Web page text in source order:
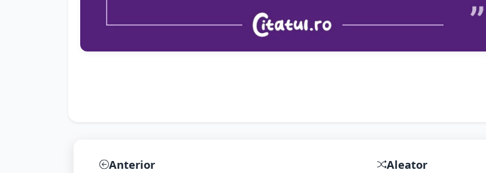
Anterior Aleator